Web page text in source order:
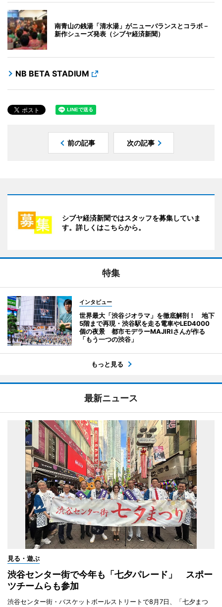
南青山の銭湯「清水湯」がニューバランスとコラボ－
新作シューズ発表（シブヤ経済新聞）
NB BETA STADIUM
前の記事 次の記事
シブヤ経済新聞ではスタッフを募集していま
す。詳しくはこちらから。
特集
インタビュー
世界最大「渋谷ジオラマ」を徹底解剖！ 地下
5階まで再現・渋谷駅を走る電車やLED4000
個の夜景 都市モデラーMAJIRIさんが作る
「もう一つの渋谷」
もっと見る
最新ニュース
見る・遊ぶ
渋谷センター街で今年も「七夕パレード」 スポー
ツチームらも参加
渋谷センター街・バスケットボールストリートで8月7日、「七夕まつ